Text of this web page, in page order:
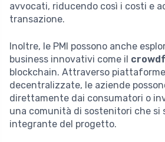
avvocati, riducendo così i costi e
transazione.
Inoltre, le PMI possono anche
business innovativi come il
blockchain. Attraverso
decentralizzate, le aziende
direttamente dai consumatori o
una comunità di sostenitori che si
integrante del progetto.